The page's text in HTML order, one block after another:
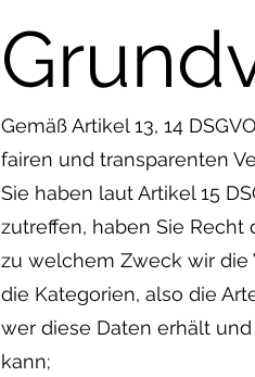
Gemäß Artikel 13, 14
fairen und transparenten
Sie haben laut Artikel 15
zutreffen, haben Sie
zu welchem Zweck wir die
die Kategorien, also die
wer diese Daten erhält
kann;